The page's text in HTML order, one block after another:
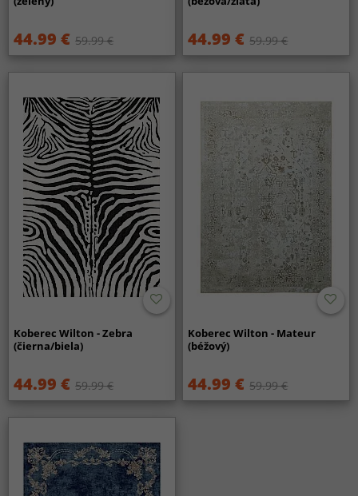
44.99 € 59.99 € 44.99 € 59.99 €
Koberec Wilton - Zebra
(čierna/biela)
44.99 € 59.99 €
Koberec Wilton - Mateur
(béžový)
44.99 € 59.99 €